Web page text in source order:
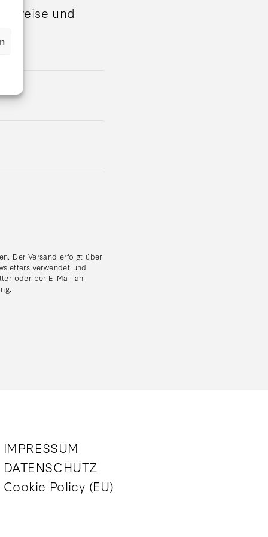
und
Der Versand erfolgt über
verwendet und
oder per E-Mail an
.
IMPRESSUM
DATENSCHUTZ
Cookie Policy (EU)